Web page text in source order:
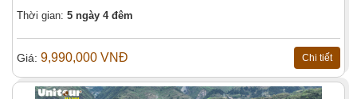
Thời gian: 5 ngày 4 đêm
Giá: 9,990,000 VNĐ Chi tiết
Email (*):
Địa chỉ:
Tiêu đề: